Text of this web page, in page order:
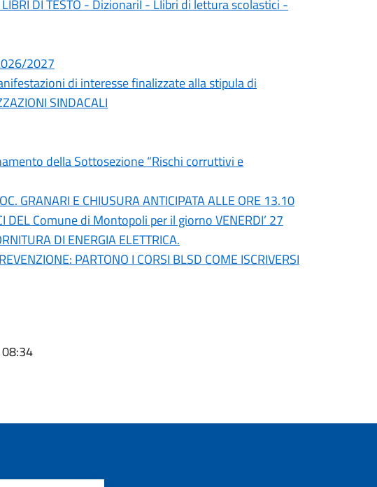
LIBRI DI TESTO - DizionariI - LIibri di lettura scolastici -
2027
di interesse finalizzate alla stipula di
SINDACALI
della Sottosezione “Rischi corruttivi e
GRANARI E CHIUSURA ANTICIPATA ALLE ORE 13.10
DEL Comune di Montopoli per il giorno VENERDI’ 27
DI ENERGIA ELETTRICA.
PARTONO I CORSI BLSD COME ISCRIVERSI